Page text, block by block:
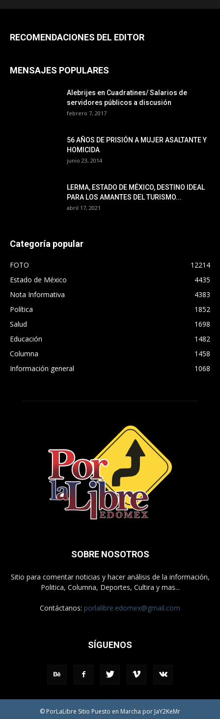
RECOMENDACIONES DEL EDITOR
MENSAJES POPULARES
Alebrijes en Cuadratines/ Salarios de
servidores públicos a discusión
febrero 7, 2017
56 AÑOS DE PRISIÓN A MUJER ASALTANTE Y
HOMICIDA
junio 23, 2014
LERMA, ESTADO DE MÉXICO, DESTINO IDEAL
PARA LOS AMANTES DEL TURISMO...
abril 17, 2021
Categoría popular
FOTO
12214
Estado de México
4435
Nota Informativa
4383
Política
1852
Salud
1698
Educación
1482
Columna
1458
Información general
1068
SOBRE NOSOTROS
Sitio para comentar noticias y hacer análisis de la información,
Politica, Columna, Deportes, Cultira y mas...
Contáctanos: porlalibre.edomex@gmail.com
SÍGUENOS
© PorLaLibre Sitio Puesto en Marcha por JaY2KeMr